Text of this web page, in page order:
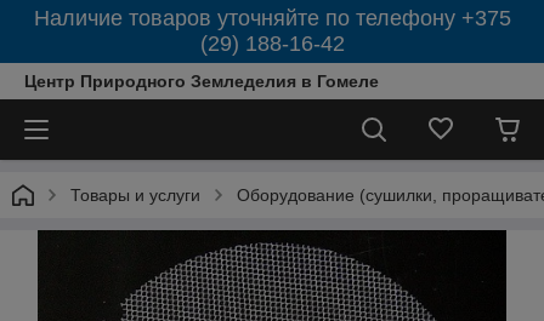
Наличие товаров уточняйте по телефону +375
(29) 188-16-42
Центр Природного Земледелия в Гомеле
Товары и услуги Оборудование (сушилки,